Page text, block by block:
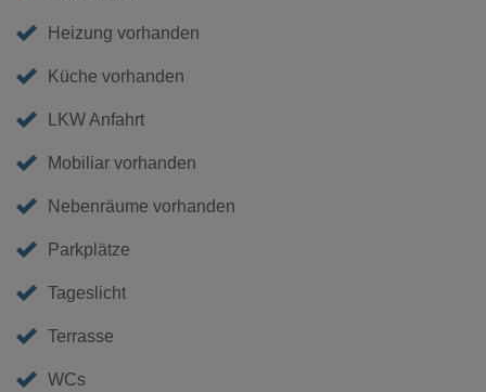
Heizung vorhanden
Küche vorhanden
LKW Anfahrt
Mobiliar vorhanden
Nebenräume vorhanden
Parkplätze
Tageslicht
Terrasse
WCs